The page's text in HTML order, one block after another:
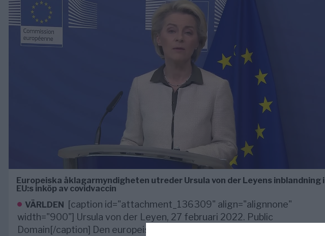
Europeiska åklagarmyndigheten utreder Ursula von der Leyens inblandning i
EU:s inköp av covidvaccin
VÄRLDEN [caption id="attachment_136309" align="alignnone"
width="900"] Ursula von der Leyen, 27 februari 2022. Public
Domain[/caption] Den europeiska åklagarmyndigheten (EPPO) bekräftar